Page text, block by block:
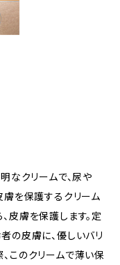
なクリームで、尿や
膚を保護するクリーム
皮膚を保護します。定
の皮膚に、優しいバリ
このクリームで薄い保